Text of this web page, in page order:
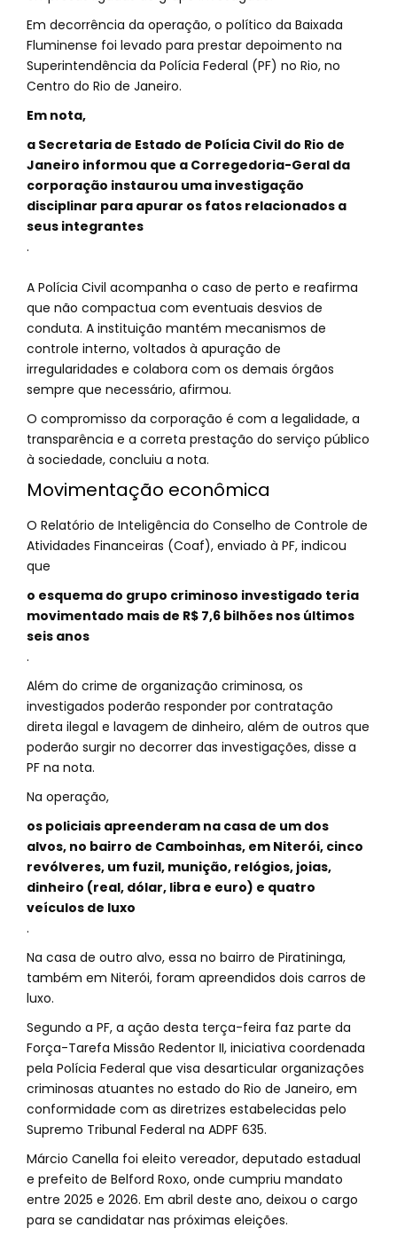
Em decorrência da operação, o político da Baixada
Fluminense foi levado para prestar depoimento na
Superintendência da Polícia Federal (PF) no Rio, no
Centro do Rio de Janeiro.
Em nota,
a Secretaria de Estado de Polícia Civil do Rio de
Janeiro informou que a Corregedoria-Geral da
corporação instaurou uma investigação
disciplinar para apurar os fatos relacionados a
seus integrantes
.
A Polícia Civil acompanha o caso de perto e reafirma
que não compactua com eventuais desvios de
conduta. A instituição mantém mecanismos de
controle interno, voltados à apuração de
irregularidades e colabora com os demais órgãos
sempre que necessário, afirmou.
O compromisso da corporação é com a legalidade, a
transparência e a correta prestação do serviço público
à sociedade, concluiu a nota.
Movimentação econômica
O Relatório de Inteligência do Conselho de Controle de
Atividades Financeiras (Coaf), enviado à PF, indicou
que
o esquema do grupo criminoso investigado teria
movimentado mais de R$ 7,6 bilhões nos últimos
seis anos
.
Além do crime de organização criminosa, os
investigados poderão responder por contratação
direta ilegal e lavagem de dinheiro, além de outros que
poderão surgir no decorrer das investigações, disse a
PF na nota.
Na operação,
os policiais apreenderam na casa de um dos
alvos, no bairro de Camboinhas, em Niterói, cinco
revólveres, um fuzil, munição, relógios, joias,
dinheiro (real, dólar, libra e euro) e quatro
veículos de luxo
.
Na casa de outro alvo, essa no bairro de Piratininga,
também em Niterói, foram apreendidos dois carros de
luxo.
Segundo a PF, a ação desta terça-feira faz parte da
Força-Tarefa Missão Redentor II, iniciativa coordenada
pela Polícia Federal que visa desarticular organizações
criminosas atuantes no estado do Rio de Janeiro, em
conformidade com as diretrizes estabelecidas pelo
Supremo Tribunal Federal na ADPF 635.
Márcio Canella foi eleito vereador, deputado estadual
e prefeito de Belford Roxo, onde cumpriu mandato
entre 2025 e 2026. Em abril deste ano, deixou o cargo
para se candidatar nas próximas eleições.